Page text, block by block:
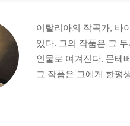
이탈리아의 작곡가, 바
있다. 그의 작품은 그
인물로 여겨진다. 몬테
그 작품은 그에게 한평